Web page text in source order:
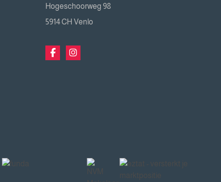
Hogeschoorweg 98
5914 CH Venlo